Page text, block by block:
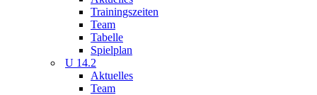
Trainingszeiten
Team
Tabelle
Spielplan
U 14.2
Aktuelles
Team